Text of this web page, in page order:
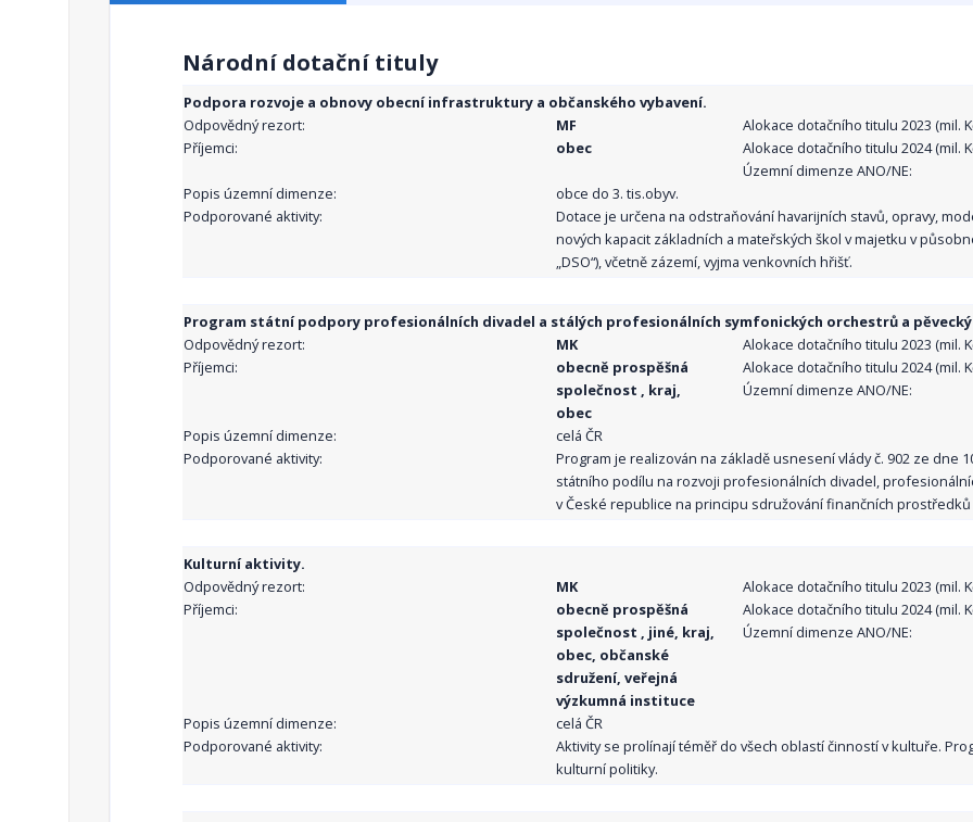
Národní dotační tituly
Podpora rozvoje a obnovy obecní infrastruktury a občanského vybavení.
Odpovědný rezort:
MF
Příjemci:
obec
Alokace dotačního titulu 2023 (mil.
Alokace dotačního titulu 2024 (mil.
Územní dimenze ANO/NE:
Popis územní dimenze:
obce do 3. tis.obyv.
Podporované aktivity:
Dotace je určena na odstraňování havarijních stavů, opravy,
nových kapacit základních a mateřských škol v majetku v
„DSO“), včetně zázemí, vyjma venkovních hřišť.
Program státní podpory profesionálních divadel a stálých profesionálních symfonických orchestrů a
Odpovědný rezort:
MK
Příjemci:
obecně prospěšná
společnost , kraj,
obec
Alokace dotačního titulu 2023 (mil.
Alokace dotačního titulu 2024 (mil.
Územní dimenze ANO/NE:
Popis územní dimenze:
celá ČR
Podporované aktivity:
Program je realizován na základě usnesení vlády č. 902 ze dne
státního podílu na rozvoji profesionálních divadel,
v České republice na principu sdružování finančních
Kulturní aktivity.
Odpovědný rezort:
MK
Příjemci:
obecně prospěšná
společnost , jiné, kraj,
obec, občanské
sdružení, veřejná
výzkumná instituce
Alokace dotačního titulu 2023 (mil.
Alokace dotačního titulu 2024 (mil.
Územní dimenze ANO/NE:
Popis územní dimenze:
celá ČR
Podporované aktivity:
Aktivity se prolínají téměř do všech oblastí činností v kultuře.
kulturní politiky.